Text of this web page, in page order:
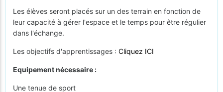
Les élèves seront placés sur un des terrain en fonction de
leur capacité à gérer l'espace et le temps pour être régulier
dans l'échange.
Les objectifs d'apprentissages : Cliquez ICI
Equipement nécessaire :
Une tenue de sport